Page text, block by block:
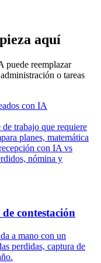
aquí
puede reemplazar
o tareas
con IA
trabajo que requiere
planes, matemática
con IA vs
nómina y
contestación
a mano con un
perdidas, captura de